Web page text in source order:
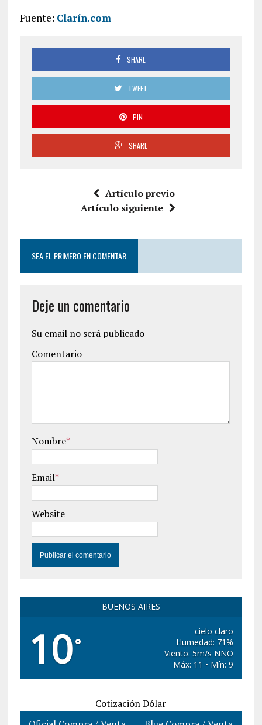
Fuente: Clarín.com
SHARE
TWEET
PIN
SHARE
Artículo previo
Artículo siguiente
SEA EL PRIMERO EN COMENTAR
Deje un comentario
Su email no será publicado
Comentario
Nombre*
Email*
Website
BUENOS AIRES
10°
cielo claro
Humedad: 71%
Viento: 5m/s NNO
Máx: 11 • Mín: 9
Cotización Dólar